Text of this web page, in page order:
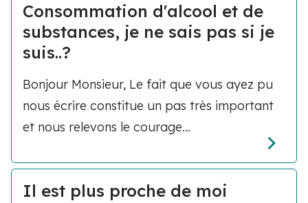
Consommation d'alcool et de
substances, je ne sais pas si je
suis..?
Bonjour Monsieur, Le fait que vous ayez pu
nous écrire constitue un pas très important
et nous relevons le courage...
Il est plus proche de moi